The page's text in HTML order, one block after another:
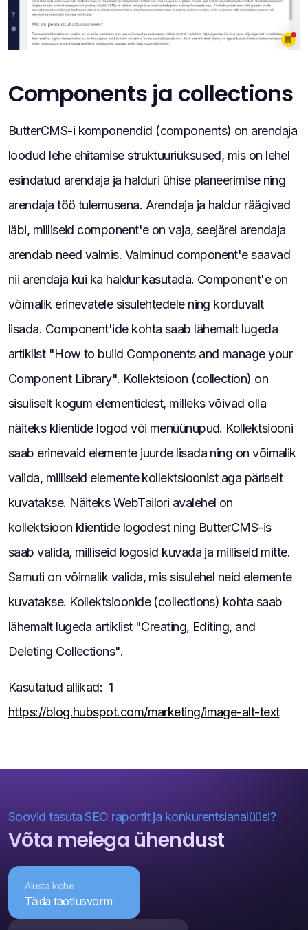
Components ja collections
ButterCMS-i komponendid (components) on arendaja
loodud lehe ehitamise struktuuriüksused, mis on lehel
esindatud arendaja ja halduri ühise planeerimise ning
arendaja töö tulemusena. Arendaja ja haldur räägivad
läbi, milliseid component'e on vaja, seejärel arendaja
arendab need valmis. Valminud component'e saavad
nii arendaja kui ka haldur kasutada. Component'e on
võimalik erinevatele sisulehtedele ning korduvalt
lisada. Component'ide kohta saab lähemalt lugeda
artiklist "How to build Components and manage your
Component Library". Kollektsioon (collection) on
sisuliselt kogum elementidest, milleks võivad olla
näiteks klientide logod või menüünupud. Kollektsiooni
saab erinevaid elemente juurde lisada ning on võimalik
valida, milliseid elemente kollektsioonist aga päriselt
kuvatakse. Näiteks WebTailori avalehel on
kollektsioon klientide logodest ning ButterCMS-is
saab valida, milliseid logosid kuvada ja milliseid mitte.
Samuti on võimalik valida, mis sisulehel neid elemente
kuvatakse. Kollektsioonide (collections) kohta saab
lähemalt lugeda artiklist "Creating, Editing, and
Deleting Collections".
Kasutatud allikad: 1
https://blog.hubspot.com/marketing/image-alt-text
Soovid tasuta SEO raportit ja konkurentsianalüüsi?
Võta meiega ühendust
Alusta kohe
Täida taotlusvorm